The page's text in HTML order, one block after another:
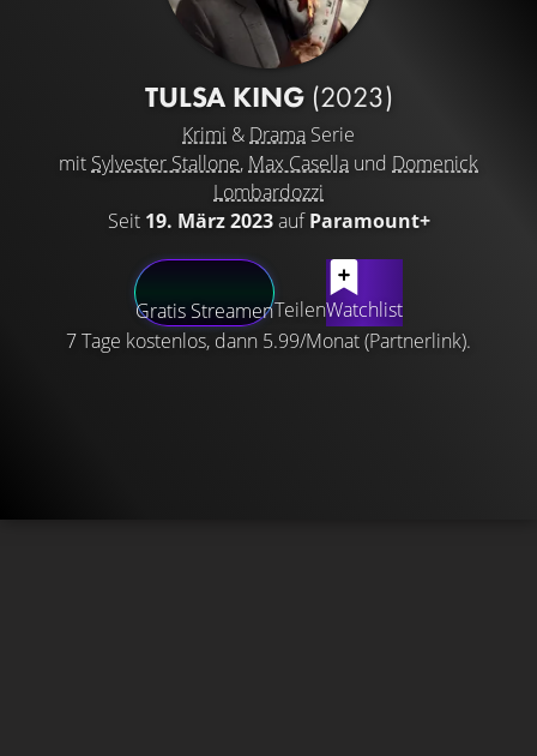
TULSA KING (2023)
Krimi & Drama Serie
mit Sylvester Stallone, Max Casella und Domenick
Lombardozzi
Seit 19. März 2023aufParamount+
Gratis StreamenTeilenWatchlist
7 Tage kostenlos, dann 5.99/Monat (Partnerlink).